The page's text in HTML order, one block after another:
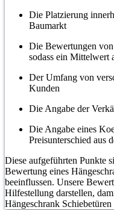
Die Platzierung
Baumarkt
Die Bewertungen
sodass ein Mittelwert
Der Umfang von
Kunden
Die Angabe der
Die Angabe eines
Preisunterschied aus
Diese aufgeführten Punkte
Bewertung eines
beeinflussen. Unsere
Hilfestellung darstellen,
Hängeschrank